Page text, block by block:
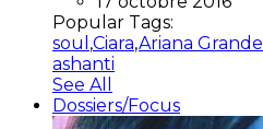
Popular Tags:
soul ,Ciara,Ariana Grande
ashanti
See All
Dossiers/Focus